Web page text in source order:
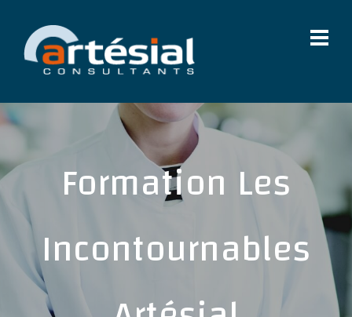
Formation Les
Incontournables